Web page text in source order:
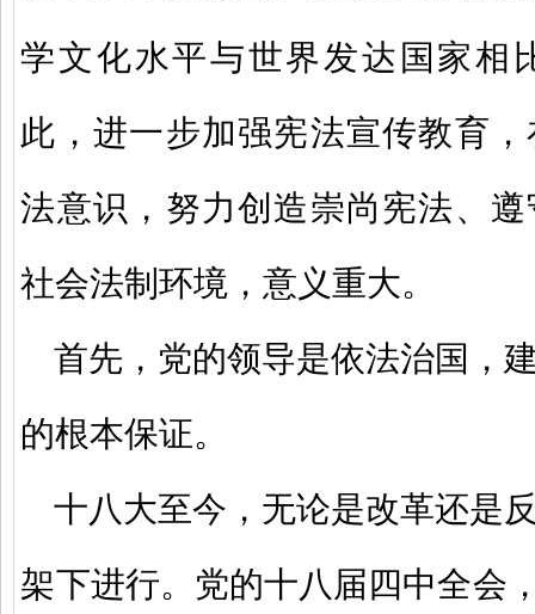
学文化水平与世界发达国家相
此，进一步加强宪法宣传教育
法意识，努力创造崇尚宪法、
社会法制环境，意义重大。
首先，党的领导是依法治国，
的根本保证。
十八大至今，无论是改革还是
架下进行。党的十八届四中全会